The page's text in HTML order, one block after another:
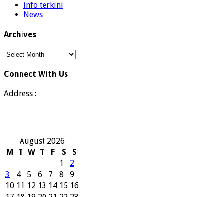
info terkini
News
Archives
Archives
Connect With Us
Address :
August 2026
M
T W T F S
S
1
2
3
4 5 6 7 8
9
10 11 12 13 14 15 16